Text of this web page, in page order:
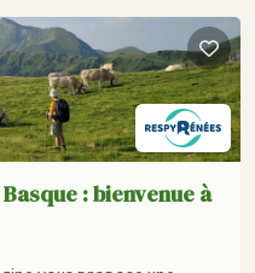
: bienvenue à